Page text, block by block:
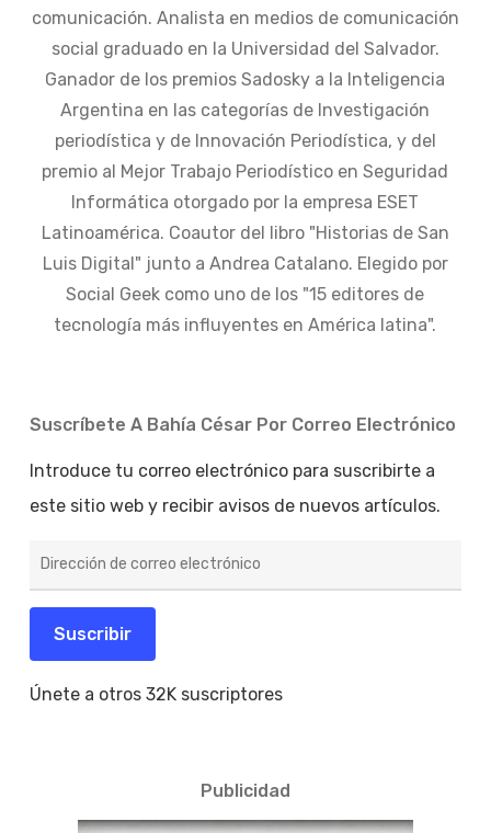
comunicación. Analista en medios de comunicación
social graduado en la Universidad del Salvador.
Ganador de los premios Sadosky a la Inteligencia
Argentina en las categorías de Investigación
periodística y de Innovación Periodística, y del
premio al Mejor Trabajo Periodístico en Seguridad
Informática otorgado por la empresa ESET
Latinoamérica. Coautor del libro "Historias de San
Luis Digital" junto a Andrea Catalano. Elegido por
Social Geek como uno de los "15 editores de
tecnología más influyentes en América latina".
Suscríbete A Bahía César Por Correo Electrónico
Introduce tu correo electrónico para suscribirte a
este sitio web y recibir avisos de nuevos artículos.
de
electrónico
Suscribir
Únete a otros 32K suscriptores
Publicidad